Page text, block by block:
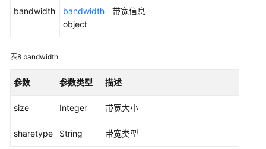
域)
用
概
bandwidth
bandwidth
object
带宽信息
表8 bandwidth
参数 参数类型 描述
size Integer 带宽大小
sharetype String 带宽类型